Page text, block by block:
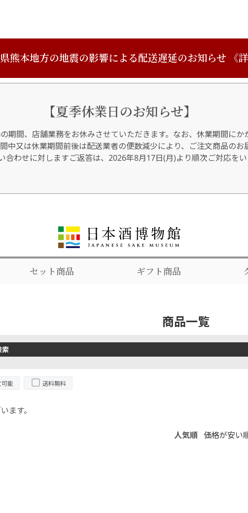
県熊本地方の地震の影響による配送遅延のお知らせ 《
【夏季休業日のお知らせ】
の期間、店舗業務をお休みさせていただきます。なお、休業期間に
中又は休業期間前後は配送業者の便数減少により、ご注文商品のお
わせに対しますご返答は、2026年8月17日(月)より順次ご対応を
セット商品 ギフト商品
商品一覧
索
能 送料無料
ます。
人気順 価格が安い